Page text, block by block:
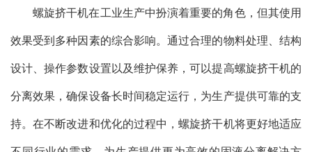
螺旋挤干机在工业生产中扮演着重要的角色，但其使用
效果受到多种因素的综合影响。通过合理的物料处理、结构
设计、操作参数设置以及维护保养，可以提高螺旋挤干机的
分离效果，确保设备长时间稳定运行，为生产提供可靠的支
持。在不断改进和优化的过程中，螺旋挤干机将更好地适应